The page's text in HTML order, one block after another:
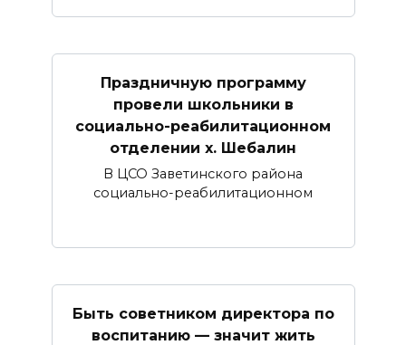
Праздничную программу
провели школьники в
социально-реабилитационном
отделении х. Шебалин
В ЦСО Заветинского района
социально-реабилитационном
Быть советником директора по
воспитанию — значит жить